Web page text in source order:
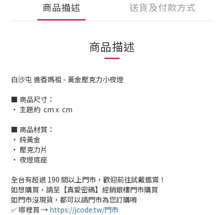
商品描述 送貨及付款方式
商品描述
白沙屯 進香媽祖 - 黃金壓克力小夜燈
■ 商品尺寸：
‧ 主題約 cm x cm
■ 商品材質：
‧ 純黃金
‧ 壓克力片
‧ 夜燈底座
全台有超過 190 間以上門市，歡迎前往試戴鑑賞！
如想購買，請至【真愛密碼】經銷銀樓門市購買
如門市沒現貨，都可以請門市為您訂購唷
✅ 哪裡買 → https://jcode.tw/門市